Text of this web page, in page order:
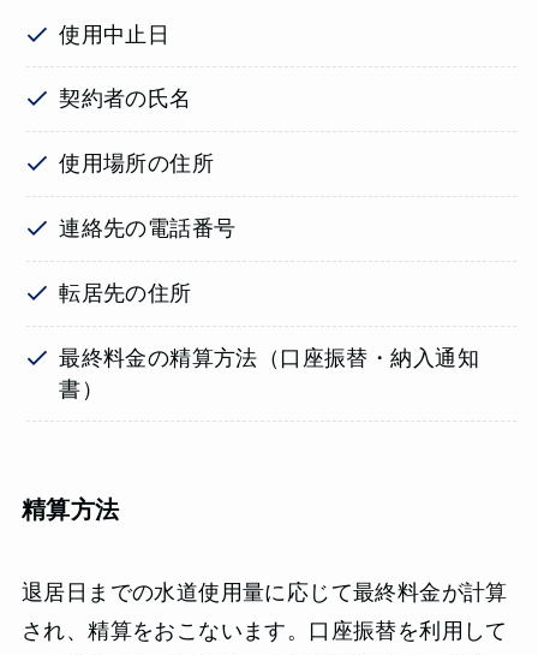
使用中止日
契約者の氏名
使用場所の住所
連絡先の電話番号
転居先の住所
最終料金の精算方法（口座振替・納入通知
書）
精算方法
退居日までの水道使用量に応じて最終料金が計算
され、精算をおこないます。口座振替を利用して